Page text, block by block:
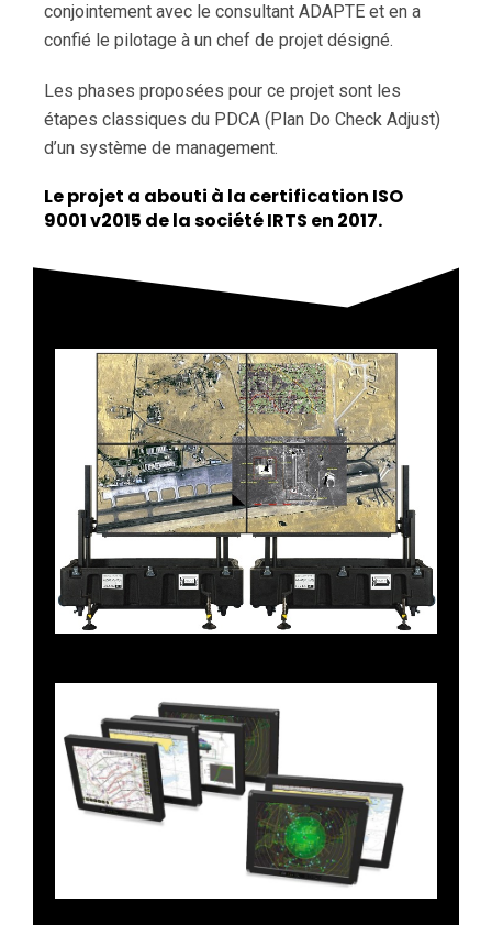
conjointement avec le consultant ADAPTE et en a
confié le pilotage à un chef de projet désigné.
Les phases proposées pour ce projet sont les
étapes classiques du PDCA (Plan Do Check Adjust)
d’un système de management.
Le projet a abouti à la certification ISO
9001 v2015 de la société IRTS en 2017.